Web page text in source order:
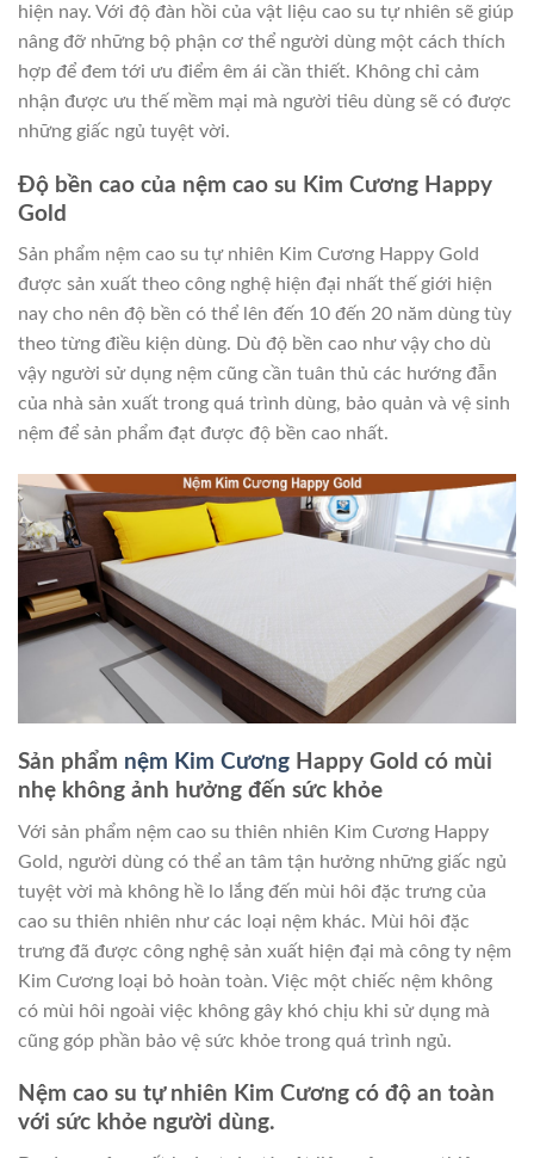
hiện nay. Với độ đàn hồi của vật liệu cao su tự nhiên sẽ giúp
nâng đỡ những bộ phận cơ thể người dùng một cách thích
hợp để đem tới ưu điểm êm ái cần thiết. Không chỉ cảm
nhận được ưu thế mềm mại mà người tiêu dùng sẽ có được
những giấc ngủ tuyệt vời.
Độ bền cao của nệm cao su Kim Cương Happy
Gold
Sản phẩm nệm cao su tự nhiên Kim Cương Happy Gold
được sản xuất theo công nghệ hiện đại nhất thế giới hiện
nay cho nên độ bền có thể lên đến 10 đến 20 năm dùng tùy
theo từng điều kiện dùng. Dù độ bền cao như vậy cho dù
vậy người sử dụng nệm cũng cần tuân thủ các hướng đẫn
của nhà sản xuất trong quá trình dùng, bảo quản và vệ sinh
nệm để sản phẩm đạt được độ bền cao nhất.
Sản phẩm nệm Kim Cương Happy Gold có mùi
nhẹ không ảnh hưởng đến sức khỏe
Với sản phẩm nệm cao su thiên nhiên Kim Cương Happy
Gold, người dùng có thể an tâm tận hưởng những giấc ngủ
tuyệt vời mà không hề lo lắng đến mùi hôi đặc trưng của
cao su thiên nhiên như các loại nệm khác. Mùi hôi đặc
trưng đã được công nghệ sản xuất hiện đại mà công ty nệm
Kim Cương loại bỏ hoàn toàn. Việc một chiếc nệm không
có mùi hôi ngoài việc không gây khó chịu khi sử dụng mà
cũng góp phần bảo vệ sức khỏe trong quá trình ngủ.
Nệm cao su tự nhiên Kim Cương có độ an toàn
với sức khỏe người dùng.